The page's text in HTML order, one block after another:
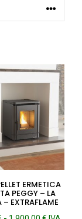
ERMETICA
PEGGY – LA
EXTRAFLAME